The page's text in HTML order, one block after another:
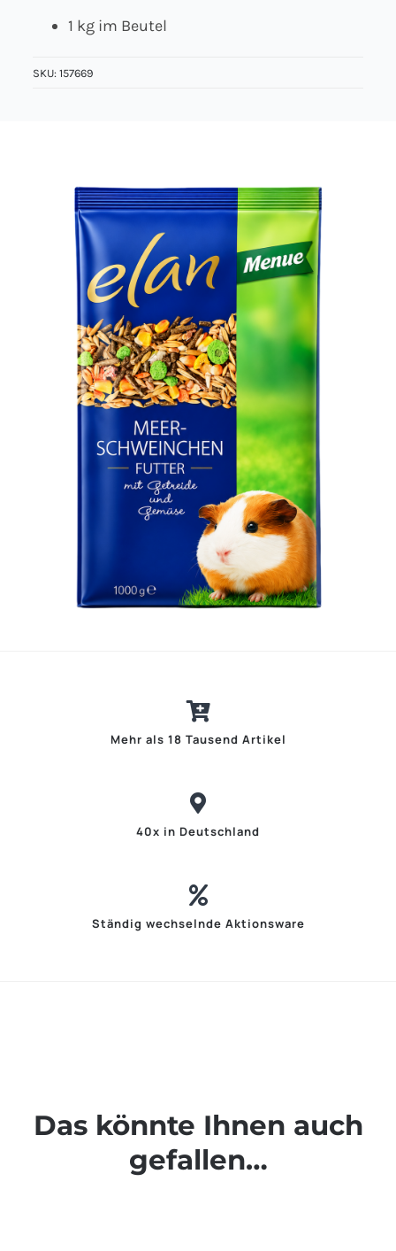
Über uns1 kg im Beutel
SKU:157669
Mehr als 18 Tausend Artikel
40x in Deutschland
Ständig wechselnde Aktionsware
Das könnte Ihnen auch
gefallen…